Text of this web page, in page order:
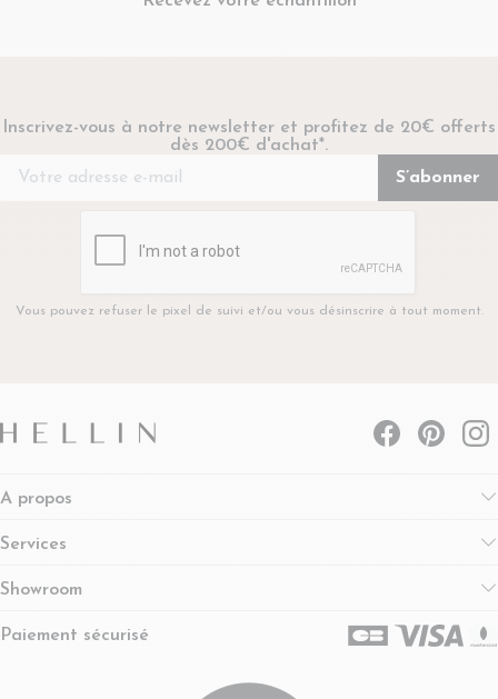
Inscrivez-vous à notre newsletter et profitez de 20€ offerts
dès 200€ d'achat*.
Vous pouvez refuser le pixel de suivi et/ou vous désinscrire à tout moment.
A propos
Services
Showroom
Paiement sécurisé